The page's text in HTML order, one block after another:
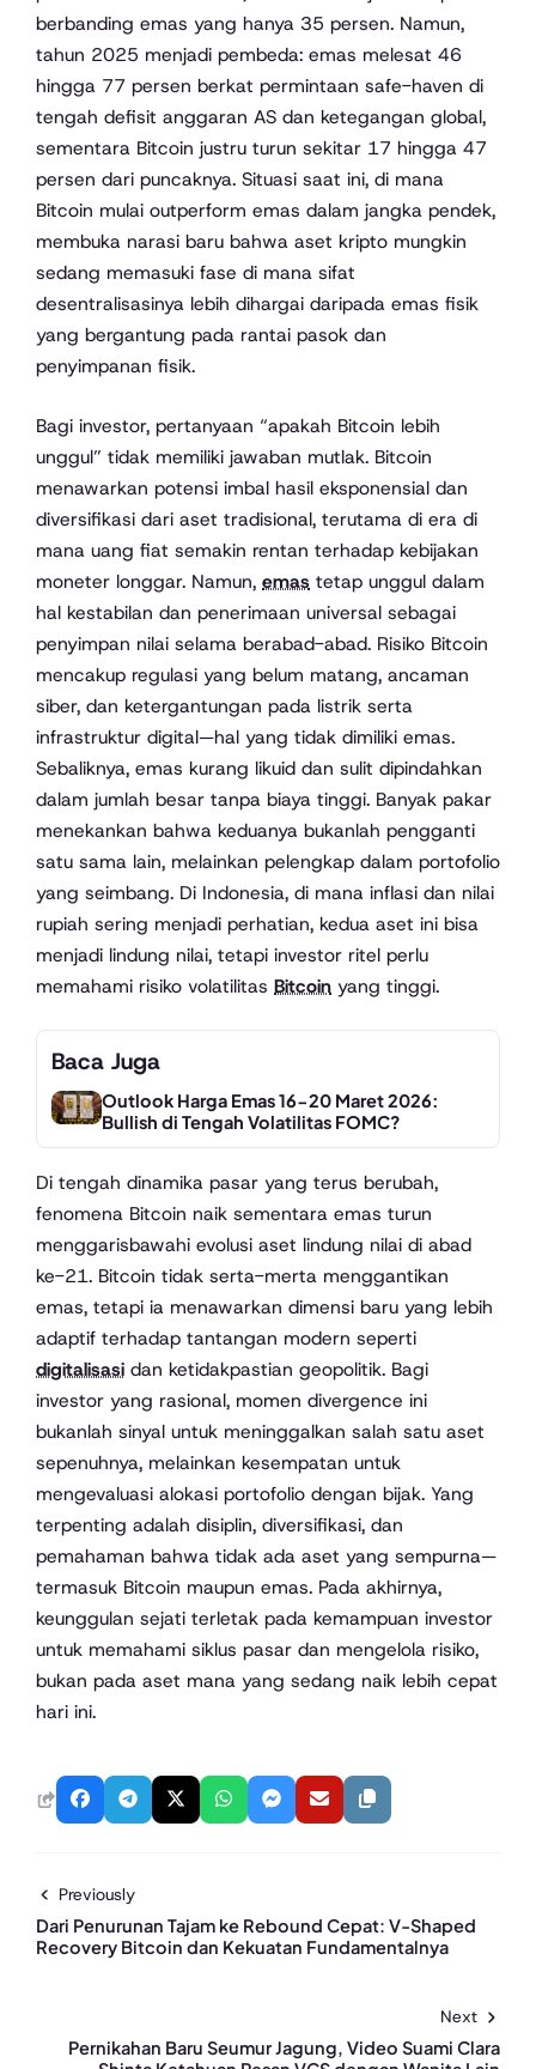
berbanding emas yang hanya 35 persen. Namun,
tahun 2025 menjadi pembeda: emas melesat 46
hingga 77 persen berkat permintaan safe-haven di
tengah defisit anggaran AS dan ketegangan global,
sementara Bitcoin justru turun sekitar 17 hingga 47
persen dari puncaknya. Situasi saat ini, di mana
Bitcoin mulai outperform emas dalam jangka pendek,
membuka narasi baru bahwa aset kripto mungkin
sedang memasuki fase di mana sifat
desentralisasinya lebih dihargai daripada emas fisik
yang bergantung pada rantai pasok dan
penyimpanan fisik.
Bagi investor, pertanyaan “apakah Bitcoin lebih
unggul” tidak memiliki jawaban mutlak. Bitcoin
menawarkan potensi imbal hasil eksponensial dan
diversifikasi dari aset tradisional, terutama di era di
mana uang fiat semakin rentan terhadap kebijakan
moneter longgar. Namun, emas tetap unggul dalam
hal kestabilan dan penerimaan universal sebagai
penyimpan nilai selama berabad-abad. Risiko Bitcoin
mencakup regulasi yang belum matang, ancaman
siber, dan ketergantungan pada listrik serta
infrastruktur digital—hal yang tidak dimiliki emas.
Sebaliknya, emas kurang likuid dan sulit dipindahkan
dalam jumlah besar tanpa biaya tinggi. Banyak pakar
menekankan bahwa keduanya bukanlah pengganti
satu sama lain, melainkan pelengkap dalam portofolio
yang seimbang. Di Indonesia, di mana inflasi dan nilai
rupiah sering menjadi perhatian, kedua aset ini bisa
menjadi lindung nilai, tetapi investor ritel perlu
memahami risiko volatilitas Bitcoin yang tinggi.
Baca Juga
Outlook Harga Emas 16-20 Maret 2026:
Bullish di Tengah Volatilitas FOMC?
Di tengah dinamika pasar yang terus berubah,
fenomena Bitcoin naik sementara emas turun
menggarisbawahi evolusi aset lindung nilai di abad
ke-21. Bitcoin tidak serta-merta menggantikan
emas, tetapi ia menawarkan dimensi baru yang lebih
adaptif terhadap tantangan modern seperti
digitalisasi dan ketidakpastian geopolitik. Bagi
investor yang rasional, momen divergence ini
bukanlah sinyal untuk meninggalkan salah satu aset
sepenuhnya, melainkan kesempatan untuk
mengevaluasi alokasi portofolio dengan bijak. Yang
terpenting adalah disiplin, diversifikasi, dan
pemahaman bahwa tidak ada aset yang sempurna—
termasuk Bitcoin maupun emas. Pada akhirnya,
keunggulan sejati terletak pada kemampuan investor
untuk memahami siklus pasar dan mengelola risiko,
bukan pada aset mana yang sedang naik lebih cepat
hari ini.
Previously
Dari Penurunan Tajam ke Rebound Cepat: V-Shaped
Recovery Bitcoin dan Kekuatan Fundamentalnya
Next
Pernikahan Baru Seumur Jagung, Video Suami Clara